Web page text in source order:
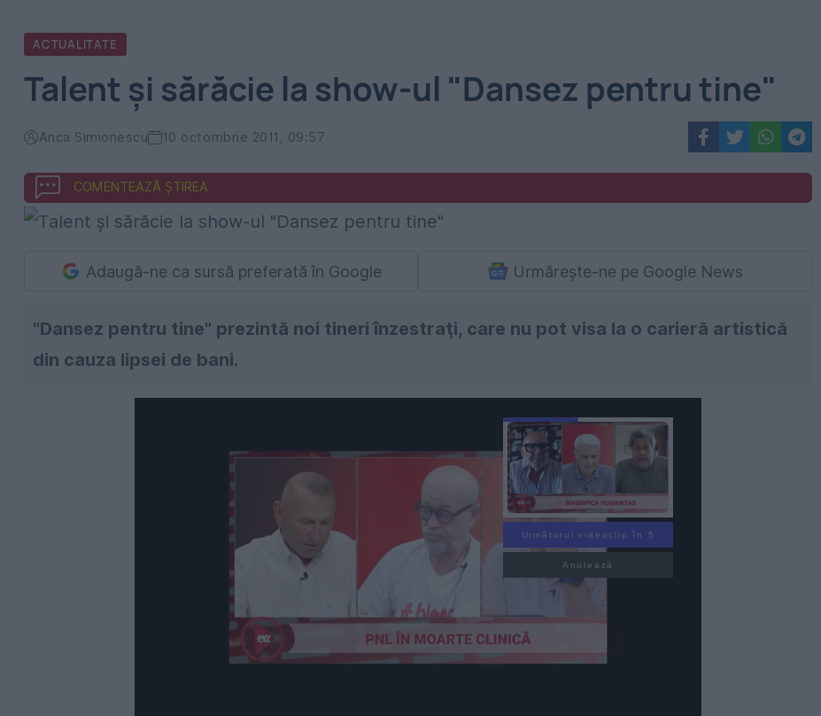
ACTUALITATE
Talent şi sărăcie la show-ul "Dansez pentru tine"
Anca Simionescu 10 octombrie 2011, 09:57
COMENTEAZĂ ȘTIREA
Adaugă-ne ca sursă preferată în Google Urmărește-ne pe Google News
"Dansez pentru tine" prezintă noi tineri înzestraţi, care nu pot visa la o carieră artistică
din cauza lipsei de bani.
Următorul videoclip în 4
Anulează